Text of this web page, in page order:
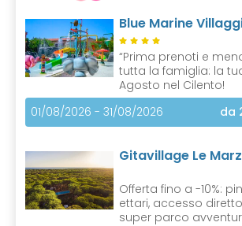
Blue Marine
“Prima prenoti e
tutta la famiglia: la
Agosto nel Cilento!
01/08/2026 - 31/08/2026
da
Gitavillage Le
Offerta fino a -10%:
ettari, accesso
super parco